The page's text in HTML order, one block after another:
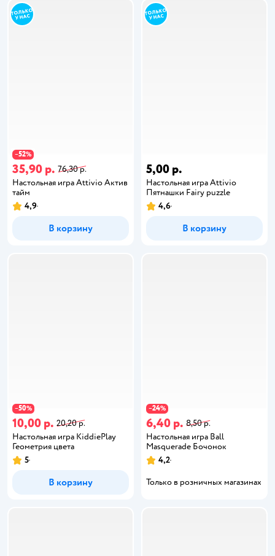
−52%
35,90 р. 76,30 р.
Настольная игра Attivio Актив
тайм
4,9
В корзину
5,00 р.
Настольная игра Attivio
Пятнашки Fairy puzzle
4,6
В корзину
−50%
10,00 р. 20,20 р.
Настольная игра KiddiePlay
Геометрия цвета
5
В корзину
−24%
6,40 р. 8,50 р.
Настольная игра Ball
Masquerade Бочонок
4,2
Только в розничных магазинах